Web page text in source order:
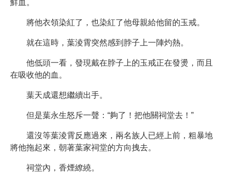
鮮血。
將他衣領染紅了，也染紅了他母親給他留的玉戒。
就在這時，葉淩霄突然感到脖子上一陣灼熱。
他低頭一看，發現戴在脖子上的玉戒正在發燙，而且
在吸收他的血。
葉天成還想繼續出手。
但是葉永生怒斥一聲：“夠了！把他關祠堂去！”
還沒等葉淩霄反應過來，兩名族人已經上前，粗暴地
將他拖起來，朝著葉家祠堂的方向拽去。
祠堂內，香煙繚繞。